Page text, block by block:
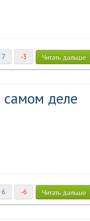
7 -3 Читать дальше
деле
6 -6 Читать дальше